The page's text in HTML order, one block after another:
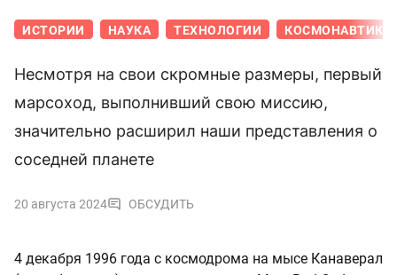
ИСТОРИИ НАУКА ТЕХНОЛОГИИ КОСМОНАВТИКА
Несмотря на свои скромные размеры, первый
марсоход, выполнивший свою миссию,
значительно расширил наши представления о
соседней планете
20 августа 2024 ОБСУДИТЬ
4 декабря 1996 года с космодрома на мысе Канаверал